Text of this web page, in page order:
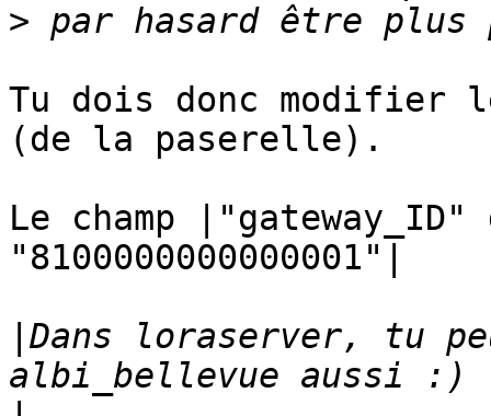
>
Tu dois donc
(de la paserelle).
Le champ
"8100000000000001"|
Dans loraserver, tu